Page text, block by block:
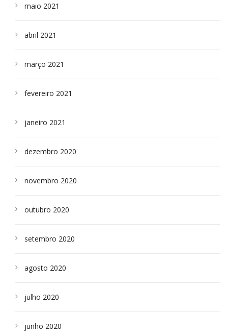
maio 2021
abril 2021
março 2021
fevereiro 2021
janeiro 2021
dezembro 2020
novembro 2020
outubro 2020
setembro 2020
agosto 2020
julho 2020
junho 2020